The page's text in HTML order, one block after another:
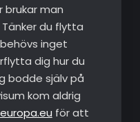
man
du flytta
inget
dig hur du
bodde själv på
kom aldrig
europa.eu för att